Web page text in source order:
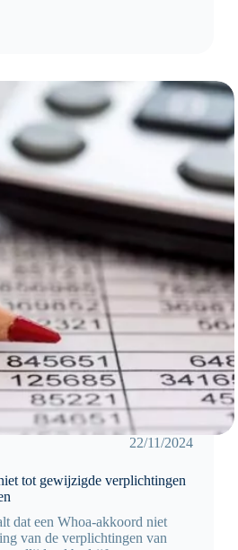
22/11/2024
tot gewijzigde verplichtingen
dat een Whoa-akkoord niet
van de verplichtingen van